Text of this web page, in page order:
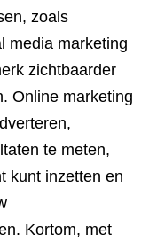
zoals
media marketing
zichtbaarder
Online marketing
te meten,
kunt inzetten en
Kortom, met